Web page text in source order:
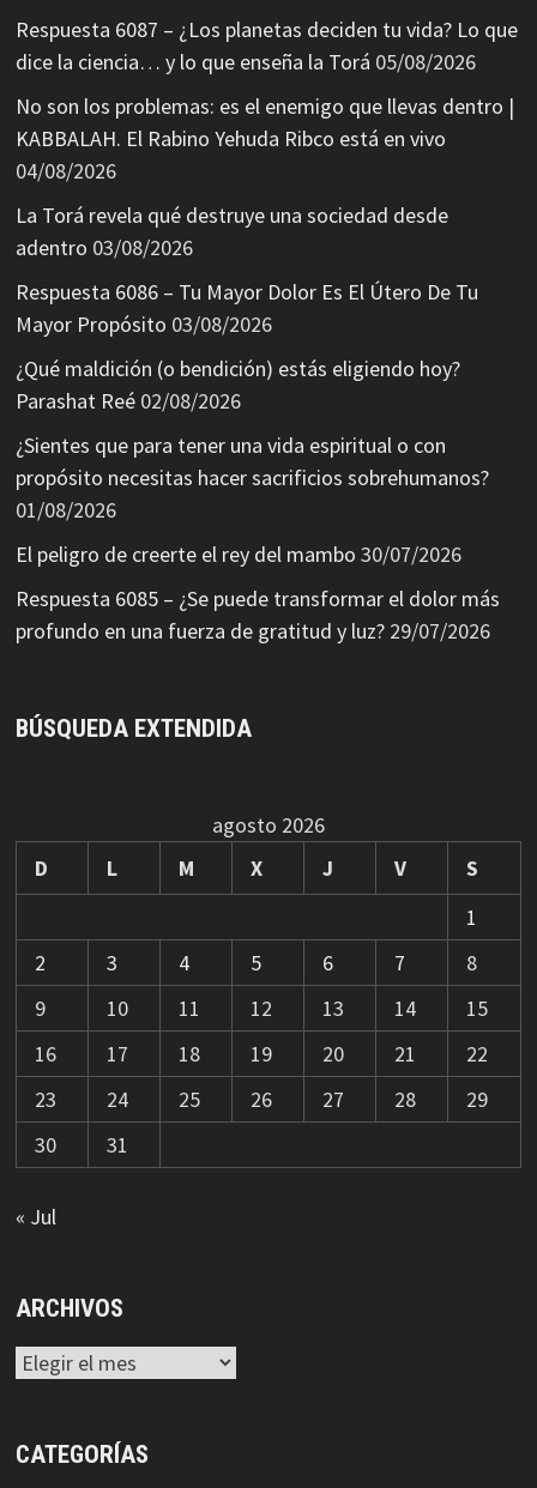
Respuesta 6087 – ¿Los planetas deciden tu vida? Lo que
dice la ciencia… y lo que enseña la Torá 05/08/2026
No son los problemas: es el enemigo que llevas dentro |
KABBALAH. El Rabino Yehuda Ribco está en vivo
04/08/2026
La Torá revela qué destruye una sociedad desde
adentro 03/08/2026
Respuesta 6086 – Tu Mayor Dolor Es El Útero De Tu
Mayor Propósito 03/08/2026
¿Qué maldición (o bendición) estás eligiendo hoy?
Parashat Reé 02/08/2026
¿Sientes que para tener una vida espiritual o con
propósito necesitas hacer sacrificios sobrehumanos?
01/08/2026
El peligro de creerte el rey del mambo 30/07/2026
Respuesta 6085 – ¿Se puede transformar el dolor más
profundo en una fuerza de gratitud y luz? 29/07/2026
BÚSQUEDA EXTENDIDA
agosto 2026
D
L M X J V
S
1
2
3 4 5 6 7
8
9
10 11 12 13 14
15
16
17 18 19 20 21
22
23
24 25 26 27 28
29
30
31
« Jul
ARCHIVOS
Archivos
CATEGORÍAS